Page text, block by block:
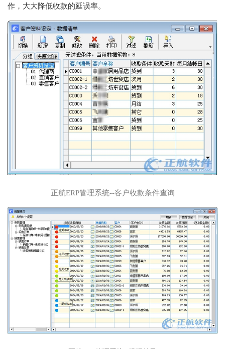
作，大大降低收款的延误率。
正航ERP管理系统--客户收款条件查询